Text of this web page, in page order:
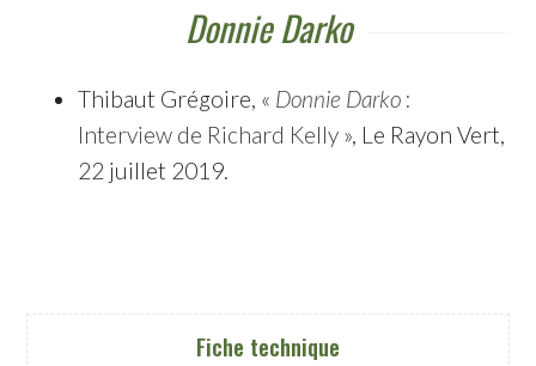
Fiche technique
Donnie Darko
Thibaut Grégoire, « Donnie Darko:
Interview de Richard Kelly», Le Rayon Vert,
22 juillet 2019.